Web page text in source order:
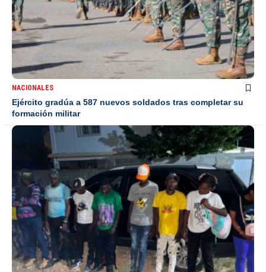
NACIONALES
Ejército gradúa a 587 nuevos soldados tras completar su
formación militar